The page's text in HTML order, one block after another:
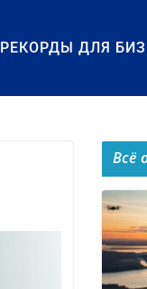
РЕКОРДЫ ДЛЯ
Всё